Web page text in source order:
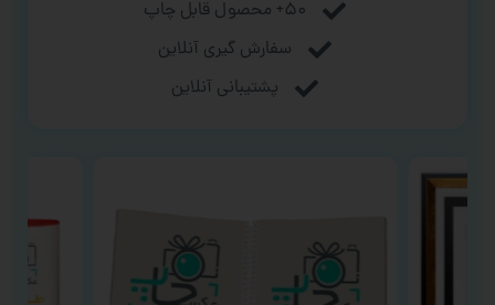
۵۰+ محصول قابل چاپ
سفارش گیری آنلاین
پشتیبانی آنلاین